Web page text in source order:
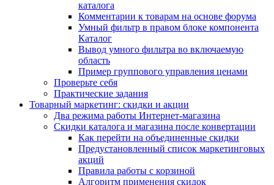
каталога
Комментарии к товарам на основе форума
Умный фильтр в правом блоке компонента
Каталог
Вывод умного фильтра во включаемую
область
Пример группового управления ценами
Проверьте себя
Практические задания
Товарный маркетинг: скидки и акции
Два режима работы Интернет-магазина
Скидки каталога и магазина после конвертации
Как перейти на объединенные скидки
Предустановленный список маркетинговых
акций
Правила работы с корзиной
Алгоритм применения скидок